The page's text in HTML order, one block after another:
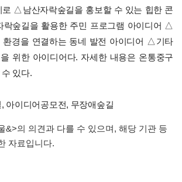
로 △남산자락숲길을 홍보할 수 있는 힙한 콘
숲길을 활용한 주민 프로그램 아이디어 △
환경을 연결하는 동네 발전 아이디어 △기타
위한 아이디어다. 자세한 내용은 온통중구
있다.
아이디어공모전, 무장애숲길
&>의 의견과 다를 수 있으며, 해당 기관 등
자료입니다.